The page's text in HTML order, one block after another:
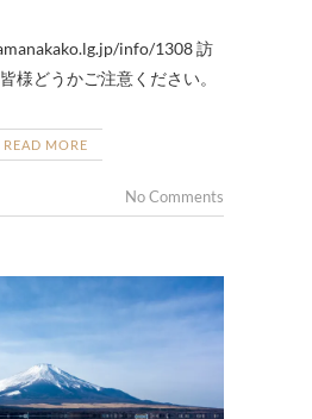
info/1308 訪
様どうかご注意ください。
READ MORE
No Comments